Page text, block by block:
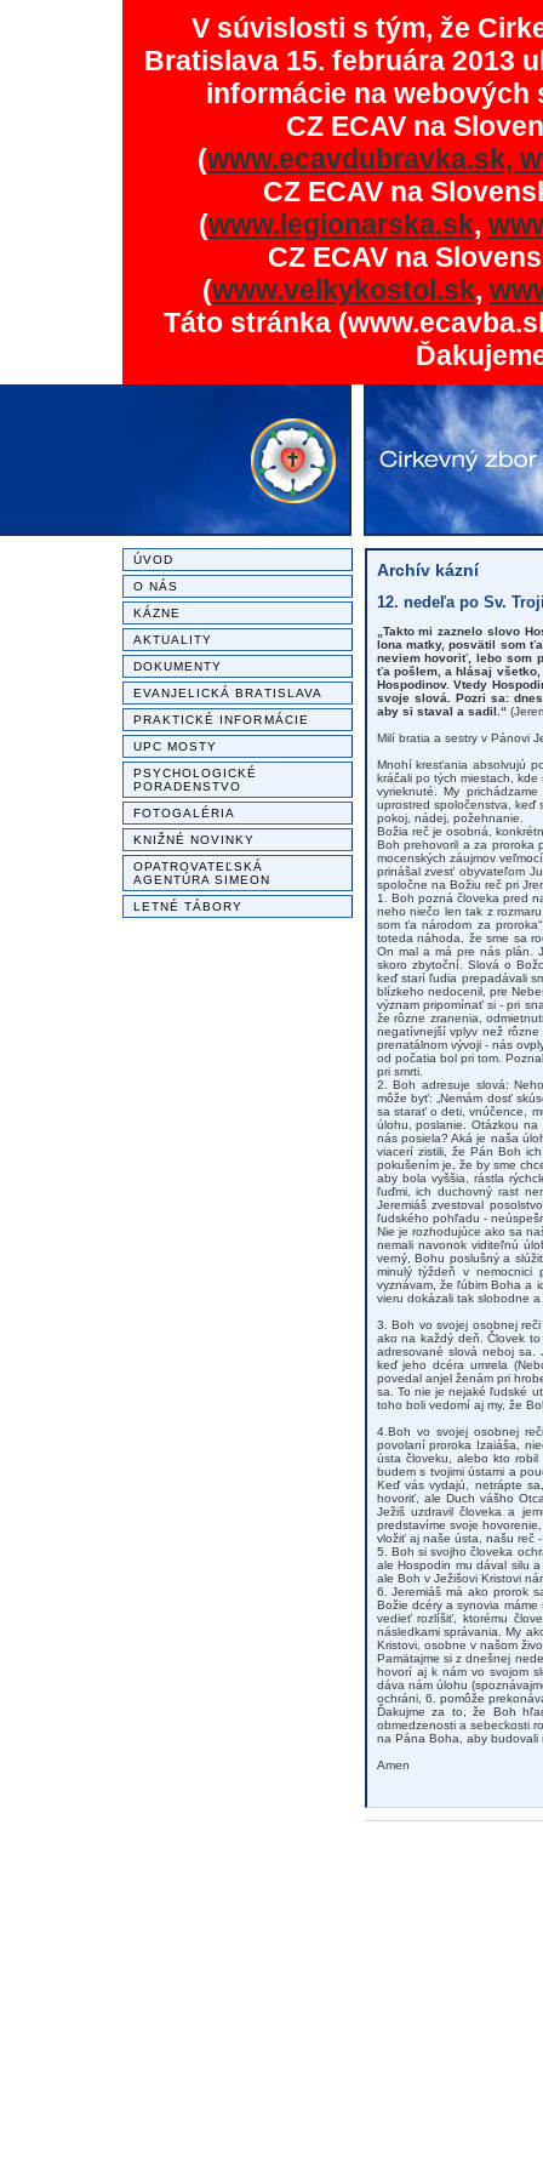
V súvislosti s tým, že
Bratislava 15. februára 2013
informácie na
CZ ECAV na
(www.ecavdubravka.sk,
CZ ECAV na
(www.legionarska.sk,
CZ ECAV na
(www.velkykostol.sk,
Táto stránka
ÚVOD
O NÁS
KÁZNE
AKTUALITY
DOKUMENTY
EVANJELICKÁ BRATISLAVA
PRAKTICKÉ INFORMÁCIE
UPC MOSTY
PSYCHOLOGICKÉ
PORADENSTVO
FOTOGALÉRIA
KNIŽNÉ NOVINKY
OPATROVATEĽSKÁ
AGENTÚRA SIMEON
LETNÉ TÁBORY
Archív kázní
12. nedeľa po Sv.
„Takto mi zaznelo slovo
lona matky, posvätil som
neviem hovoriť, lebo som
ťa pošlem, a hlásaj
Hospodinov. Vtedy
svoje slová. Pozri sa:
aby si staval a sadil.“
Milí bratia a sestry v Pánovi
Mnohí kresťania absolvujú
kráčali po tých miestach,
vyrieknuté. My
uprostred spoločenstva, keď
pokoj, nádej, požehnanie.
Božia reč je osobná,
Boh prehovoril a za proroka
mocenských záujmov
prinášal zvesť obyvateľom
spoločne na Božiu reč pri
1. Boh pozná človeka pred
neho niečo len tak z
som ťa národom za
toteda náhoda, že sme sa
On mal a má pre nás plán.
skoro zbytoční. Slová o
keď starí ľudia prepadávali
blízkeho nedocenil, pre
význam pripomínať si - pri
že rôzne zranenia,
negatívnejší vplyv než
prenatálnom vývoji - nás
od počatia bol pri tom.
pri smrti.
2. Boh adresuje slová:
môže byť: „Nemám dosť
sa starať o deti, vnúčence,
úlohu, poslanie. Otázkou
nás posiela? Aká je naša
viacerí zistili, že Pán Boh
pokušením je, že by sme
aby bola vyššia, rástla
ľuďmi, ich duchovný rast
Jeremiáš zvestoval
ľudského pohľadu -
Nie je rozhodujúce ako sa
nemali navonok viditeľnú
verný, Bohu poslušný a
minulý týždeň v
vyznávam, že ľúbim Boha a
vieru dokázali tak slobodne
3. Boh vo svojej osobnej
ako na každý deň. Človek
adresované slová neboj sa.
keď jeho dcéra umrela
povedal anjel ženám pri
sa. To nie je nejaké ľudské
toho boli vedomí aj my, že
4.Boh vo svojej osobnej
povolaní proroka Izaiáša,
ústa človeku, alebo kto
budem s tvojimi ústami a
Keď vás vydajú, netrápte
hovoriť, ale Duch vášho
Ježiš uzdravil človeka a
predstavíme svoje
vložiť aj naše ústa, našu reč
5. Boh si svojho človeka
ale Hospodin mu dával silu
ale Boh v Ježišovi Kristovi
6. Jeremiáš má ako prorok
Božie dcéry a synovia
vedieť rozlíšiť, ktorému
následkami správania. My
Kristovi, osobne v našom
Pamätajme si z dnešnej
hovorí aj k nám vo svojom
dáva nám úlohu
ochráni, 6. pomôže
Ďakujme za to, že Boh
obmedzenosti a sebeckosti
na Pána Boha, aby budovali
Amen